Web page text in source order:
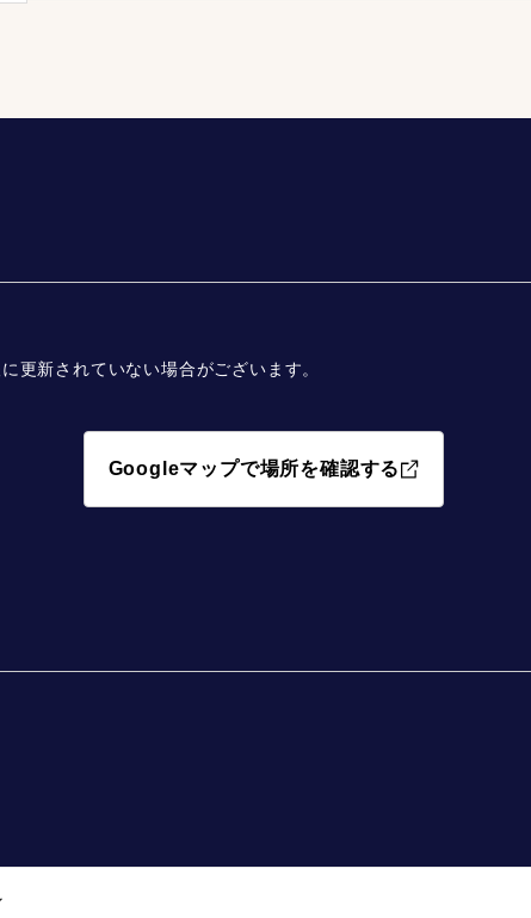
更新されていない場合がございます。
Googleマップで場所を確認する